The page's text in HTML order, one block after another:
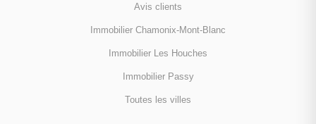
Avis clients
Immobilier Chamonix-Mont-Blanc
Immobilier Les Houches
Immobilier Passy
Toutes les villes